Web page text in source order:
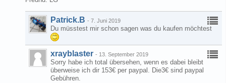
Patrick.B - 7. Juni 2019
Du müsstest mir schon sagen was du kaufen möchtest
xrayblaster - 13. September 2019
Sorry habe ich total übersehen, wenn es dabei bleibt
überweise ich dir 153€ per paypal. Die3€ sind paypal
Gebühren.